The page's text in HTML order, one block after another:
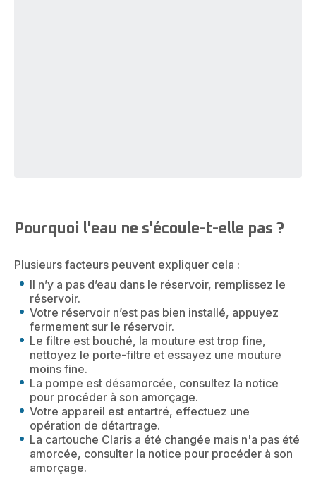
Pourquoi l'eau ne s'écoule-t-elle pas ?
Plusieurs facteurs peuvent expliquer cela :
Il n’y a pas d’eau dans le réservoir, remplissez le
réservoir.
Votre réservoir n’est pas bien installé, appuyez
fermement sur le réservoir.
Le filtre est bouché, la mouture est trop fine,
nettoyez le porte-filtre et essayez une mouture
moins fine.
La pompe est désamorcée, consultez la notice
pour procéder à son amorçage.
Votre appareil est entartré, effectuez une
opération de détartrage.
La cartouche Claris a été changée mais n'a pas été
amorcée, consulter la notice pour procéder à son
amorçage.